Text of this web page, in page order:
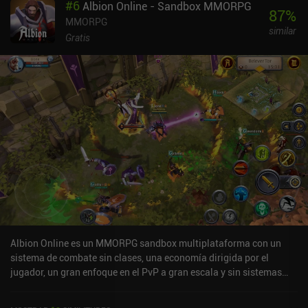
participar. Por suerte, no hay ningún sistema automático.Una de
las características más singulares de RuneScape es su sistema de
misiones, con más de 230, cada una de las cuales sigue su propia
únicas. Parecen miniaventuras épicas y contrastan con las típicas
y aburridas misiones de búsqueda de los MMORPG.RuneScape
utiliza un sistema de combate sin clases en el que desbloqueamos
una gran variedad de habilidades de combate subiendo de nivel y
utilizando diferentes armas y estilos de lucha. Curiosamente, no
hay sistema de party, lo que significa que la mayoría del contenido
PvE es en solitario, aunque los jefes finales requieren un equipo.
Sin embargo, el juego sigue siendo muy social y está totalmente
dirigido por el jugador, lo que significa que los objetos se venden
entre jugadores en un mercado dentro del juego.Se puede disfrutar
de una versión limitada del juego de forma gratuita que ofrece
cientos de horas de juego. La versión completa, que incluye las 28
habilidades y acceso a todo el mundo del juego, se desbloquea
mediante una suscripción mensual de 10,99 $ o gastando oro del
juego. También se venden a través de iAP cosméticos y cajas de
botín que proporcionan ligeras ventajas de pago para progresar
#6Albion Online - Sandbox MMORPG
MMORPG
Gratis
87%
similar
Albion Online es un MMORPG sandbox multiplataforma con un
sistema de combate sin clases, una economía dirigida por el
jugador, un gran enfoque en el PvP a gran escala y sin sistemas